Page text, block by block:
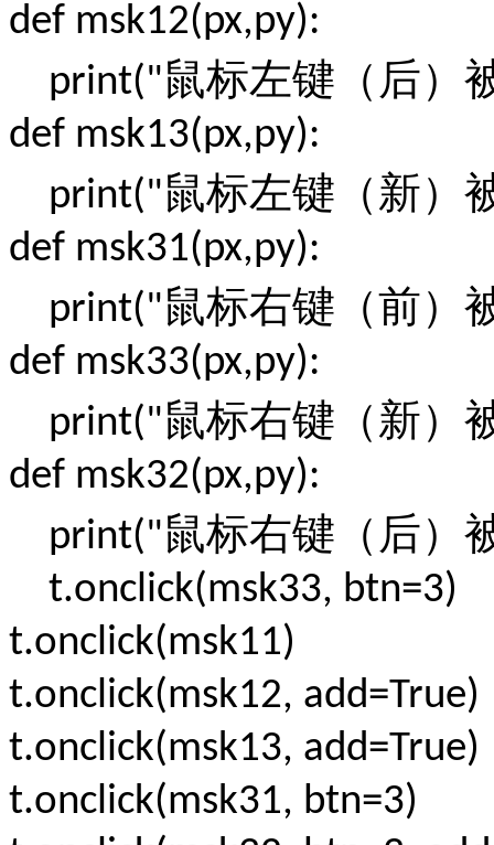
def msk12(px,py):
print("鼠标左键（后）
def msk13(px,py):
print("鼠标左键（新）
def msk31(px,py):
print("鼠标右键（前）
def msk33(px,py):
print("鼠标右键（新）
def msk32(px,py):
print("鼠标右键（后）
t.onclick(msk33, btn=3)
t.onclick(msk11)
t.onclick(msk12, add=True)
t.onclick(msk13, add=True)
t.onclick(msk31, btn=3)